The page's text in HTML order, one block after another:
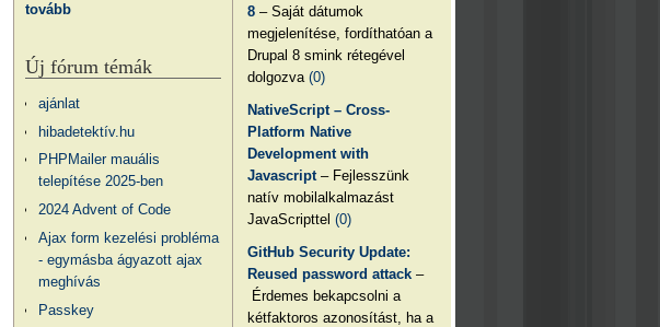
8 – Saját dátumok
megjelenítése, fordíthatóan a
Drupal 8 smink rétegével
dolgozva(0)
NativeScript – Cross-
Platform Native
Development with
Javascript – Fejlesszünk
natív mobilalkalmazást
JavaScripttel(0)
GitHub Security Update:
Reused password attack –
Érdemes bekapcsolni a
kétfaktoros azonosítást, ha a
tovább
Új fórum témák
ajánlat
hibadetektív.hu
PHPMailer mauális
telepítése 2025-ben
2024 Advent of Code
Ajax form kezelési probléma
- egymásba ágyazott ajax
meghívás
Passkey